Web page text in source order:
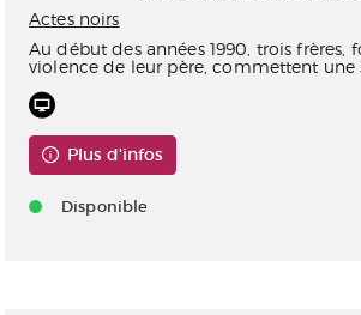
Actes noirs
Au début des années 1990, trois frères,
violence de leur père, commettent une
Plus d'infos
Disponible